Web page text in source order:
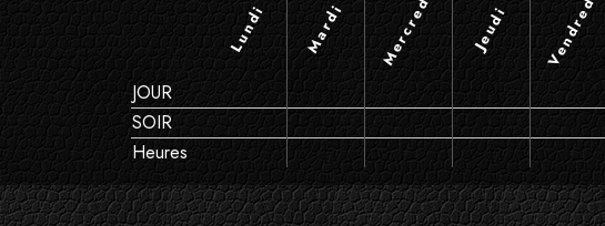
Lundi Mardi Mercredi Jeudi Vendredi
JOUR
SOIR
Heures